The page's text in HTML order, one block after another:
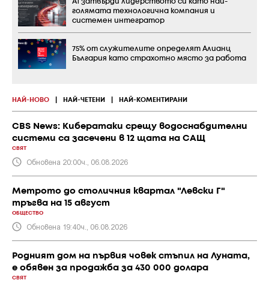
НАЙ-НОВО НАЙ-ЧЕТЕНИ НАЙ-КОМЕНТИРАНИ
CBS News: Кибератаки срещу водоснабдителни
системи са засечени в 12 щата на САЩ
СВЯТ
Обновена 20:00ч., 06.08.2026
Метрото до столичния квартал "Левски Г"
тръгва на 15 август
ОБЩЕСТВО
Обновена 19:40ч., 06.08.2026
Родният дом на първия човек стъпил на Луната,
е обявен за продажба за 430 000 долара
СВЯТ
А1 затвърди лидерството си като най-
голямата технологична компания и
системен интегратор
75% от служителите определят Алианц
България като страхотно място за работа